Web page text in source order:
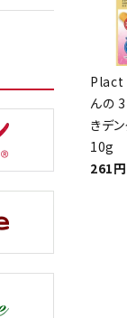
Plact
んの
きデ
10g
261円